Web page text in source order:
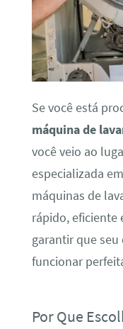
Se você está
máquina de
você veio ao
especializada
máquinas de
rápido, eficiente
garantir que
funcionar
Por Que